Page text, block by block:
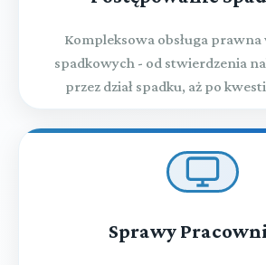
orzeczony środek karny, a także
warunkowym
Rozdział 66i (art. 611ud - 611uj)
wykonanie orzeczenia karnego
Rozdział 67 (art. 612 - 615)
Kompleksowa obsługa
spadkowych - od stwierdzenia
przez dział spadku, aż po
Sprawy